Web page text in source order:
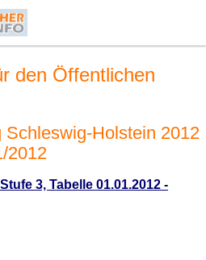
den Öffentlichen
Holstein 2012
2012
3, Tabelle 01.01.2012 -